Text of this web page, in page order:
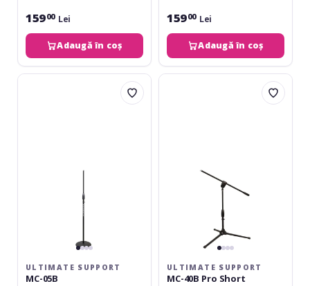
15900 Lei
Adaugă în coș
15900 Lei
Adaugă în coș
Ultimate
ULTIMATE SUPPORT
MC-05B
Ultimate
ULTIMATE SUPPORT
MC-40B Pro Short